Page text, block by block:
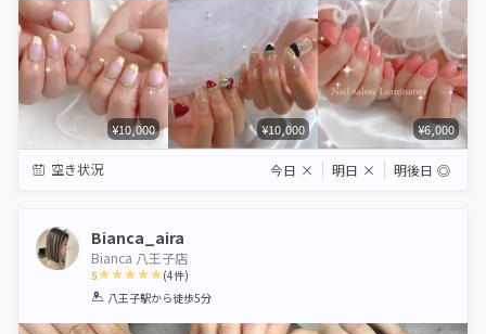
¥10,000 ¥10,000 ¥6,000
空き状況 今日 × 明日 × 明後日 ◎
Bianca_aira
Bianca 八王子店
5
1 2 3 4 5
(4件)
八王子駅から徒歩5分